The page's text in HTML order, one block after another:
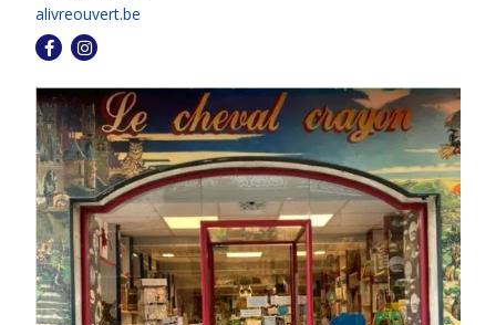
alivreouvert.be